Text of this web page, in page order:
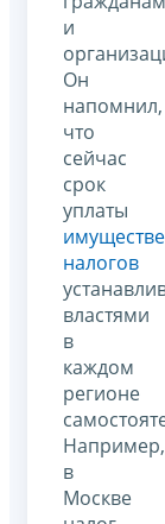
и
Он
напомнил,
что
сейчас
срок
уплаты
налогов
властями
в
каждом
регионе
Например,
в
Москве